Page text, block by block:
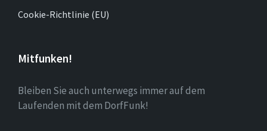
Cookie-Richtlinie (EU)
Mitfunken!
Bleiben Sie auch unterwegs immer auf dem
Laufenden mit dem DorfFunk!